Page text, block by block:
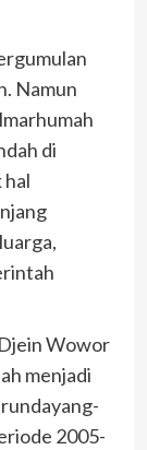
Namun
di
Wowor
menjadi
2005-